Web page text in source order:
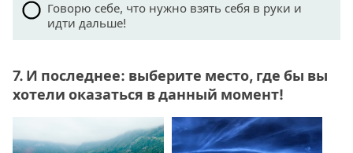
Говорю себе, что нужно взять себя в руки и
идти дальше!
7. И последнее: выберите место, где бы вы
хотели оказаться в данный момент!